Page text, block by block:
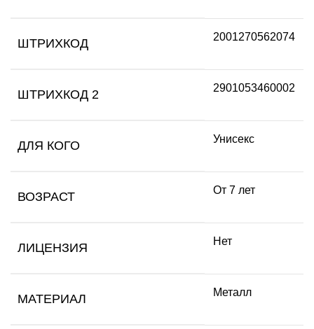
ШТРИХКОД 2001270562074
ШТРИХКОД 2 2901053460002
ДЛЯ КОГО Унисекс
ВОЗРАСТ От 7 лет
ЛИЦЕНЗИЯ Нет
МАТЕРИАЛ Металл